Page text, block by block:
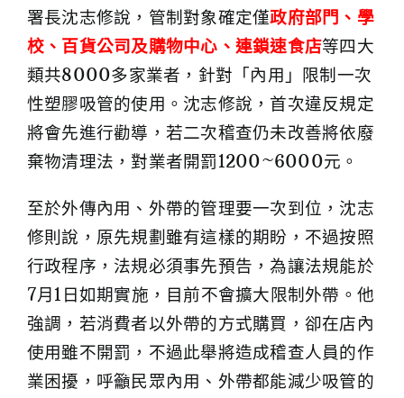
署長沈志修說，管制對象確定僅政府部門、學
校、百貨公司及購物中心、連鎖速食店等四大
類共8000多家業者，針對「內用」限制一次
性塑膠吸管的使用。沈志修說，首次違反規定
將會先進行勸導，若二次稽查仍未改善將依廢
棄物清理法，對業者開罰1200~6000元。
至於外傳內用、外帶的管理要一次到位，沈志
修則說，原先規劃雖有這樣的期盼，不過按照
行政程序，法規必須事先預告，為讓法規能於
7月1日如期實施，目前不會擴大限制外帶。他
強調，若消費者以外帶的方式購買，卻在店內
使用雖不開罰，不過此舉將造成稽查人員的作
業困擾，呼籲民眾內用、外帶都能減少吸管的